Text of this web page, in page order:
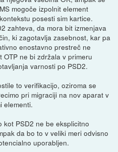
mogoče izpolnit element
posesti sim kartice.
zahteva, da mora bit izmenjava
ki zagotavlja zasebnost, kar pa
enostavno prestreč ne
ne bi zdržala v primeru
varnosti po PSD2.
to verifikacijo, oziroma se
pri migraciji na nov aparat v
elementi.
kot PSD2 ne be eksplicitno
da bo to v veliki meri odvisno
uporabljen.